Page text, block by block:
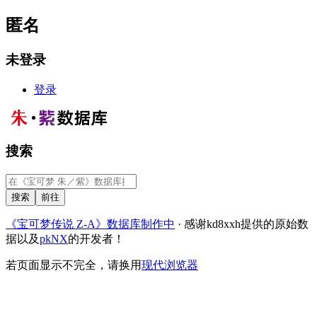
匿名
未登录
登录
搜索
《宝可梦传说 Z-A》数据库制作中 · 感谢kd8xxh提供的原始数
据以及pkNX的开发者！
若页面显示不完全，请换用现代浏览器